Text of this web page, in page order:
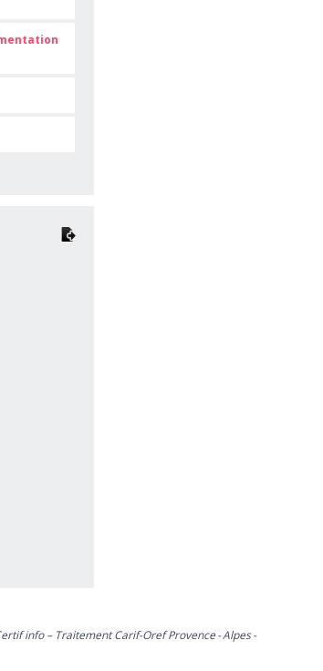
info – Traitement Carif-Oref Provence - Alpes -